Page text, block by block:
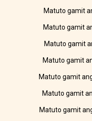
Matuto gamit
Matuto gamit
Matuto gamit
Matuto gamit
Matuto gamit
Matuto gamit
Matuto gamit